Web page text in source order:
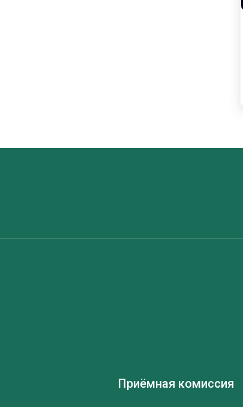
Приёмная комиссия